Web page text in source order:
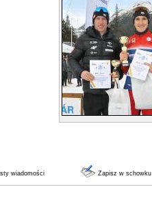
wiadomości Zapisz w schowku